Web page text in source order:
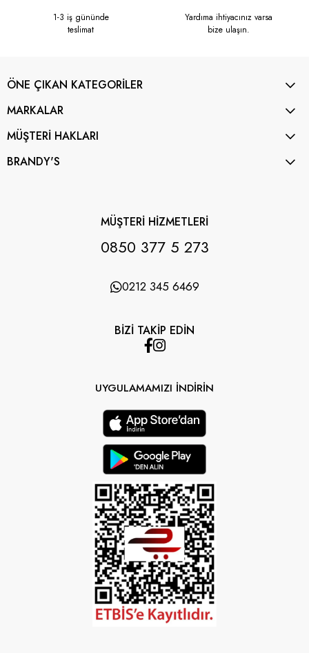
1-3 iş gününde
teslimat
Yardıma ihtiyacınız varsa
bize ulaşın.
ÖNE ÇIKAN KATEGORİLER
MARKALAR
MÜŞTERİ HAKLARI
BRANDY'S
MÜŞTERİ HİZMETLERİ
0850 377 5 273
0212 345 6469
BİZİ TAKİP EDİN
UYGULAMAMIZI İNDİRİN